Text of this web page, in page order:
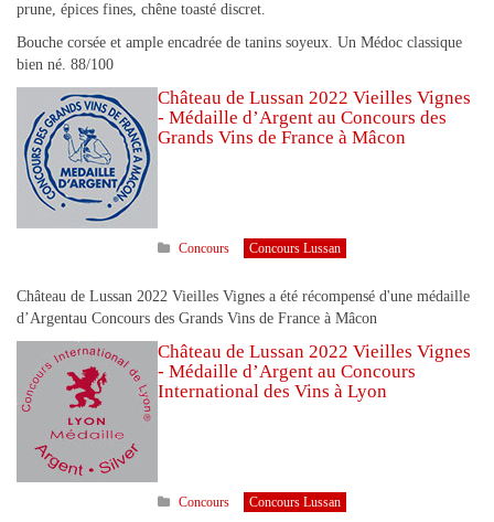
prune, épices fines, chêne toasté discret.
Bouche corsée et ample encadrée de tanins soyeux. Un Médoc classique
bien né. 88/100
Château de Lussan 2022 Vieilles Vignes
- Médaille d’Argent au Concours des
Grands Vins de France à Mâcon
Concours Concours Lussan
Château de Lussan 2022 Vieilles Vignes a été récompensé d'une médaille
d’Argentau Concours des Grands Vins de France à Mâcon
Château de Lussan 2022 Vieilles Vignes
- Médaille d’Argent au Concours
International des Vins à Lyon
Concours Concours Lussan